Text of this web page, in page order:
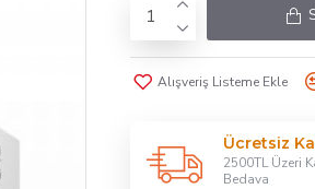
Alışveriş Listeme Ekle
Ücretsiz
2500TL Üzeri
Bedava